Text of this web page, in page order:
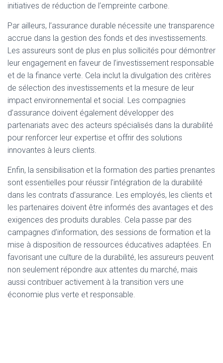
initiatives de réduction de l’empreinte carbone.
Par ailleurs, l’assurance durable nécessite une transparence
accrue dans la gestion des fonds et des investissements.
Les assureurs sont de plus en plus sollicités pour démontrer
leur engagement en faveur de l’investissement responsable
et de la finance verte. Cela inclut la divulgation des critères
de sélection des investissements et la mesure de leur
impact environnemental et social. Les compagnies
d’assurance doivent également développer des
partenariats avec des acteurs spécialisés dans la durabilité
pour renforcer leur expertise et offrir des solutions
innovantes à leurs clients.
Enfin, la sensibilisation et la formation des parties prenantes
sont essentielles pour réussir l’intégration de la durabilité
dans les contrats d’assurance. Les employés, les clients et
les partenaires doivent être informés des avantages et des
exigences des produits durables. Cela passe par des
campagnes d’information, des sessions de formation et la
mise à disposition de ressources éducatives adaptées. En
favorisant une culture de la durabilité, les assureurs peuvent
non seulement répondre aux attentes du marché, mais
aussi contribuer activement à la transition vers une
économie plus verte et responsable.